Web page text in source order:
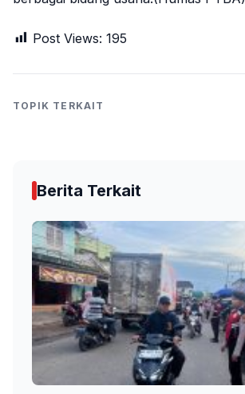
Post Views: 195
TOPIK TERKAIT
Berita Terkait